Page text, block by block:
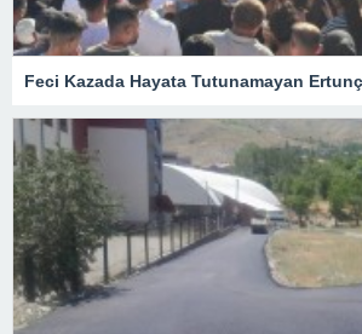
Feci Kazada Hayata Tutunamayan